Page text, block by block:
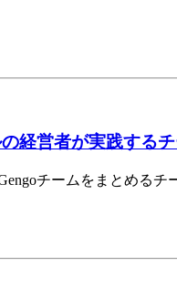
経営者が実践するチ
チームをまとめる